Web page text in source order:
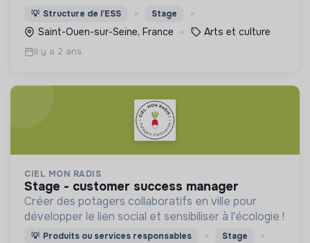
leur faire découvrir des univers différents et de
révéler leurs talents autres que balle au pied.
💡 Structure de l’ESS Stage
Saint-Ouen-sur-Seine, France Arts et culture
Il y a 2 ans
CIEL MON RADIS
stage - customer success manager
Créer des potagers collaboratifs en ville pour
développer le lien social et sensibiliser à l'écologie !
💡 Produits ou services responsables Stage